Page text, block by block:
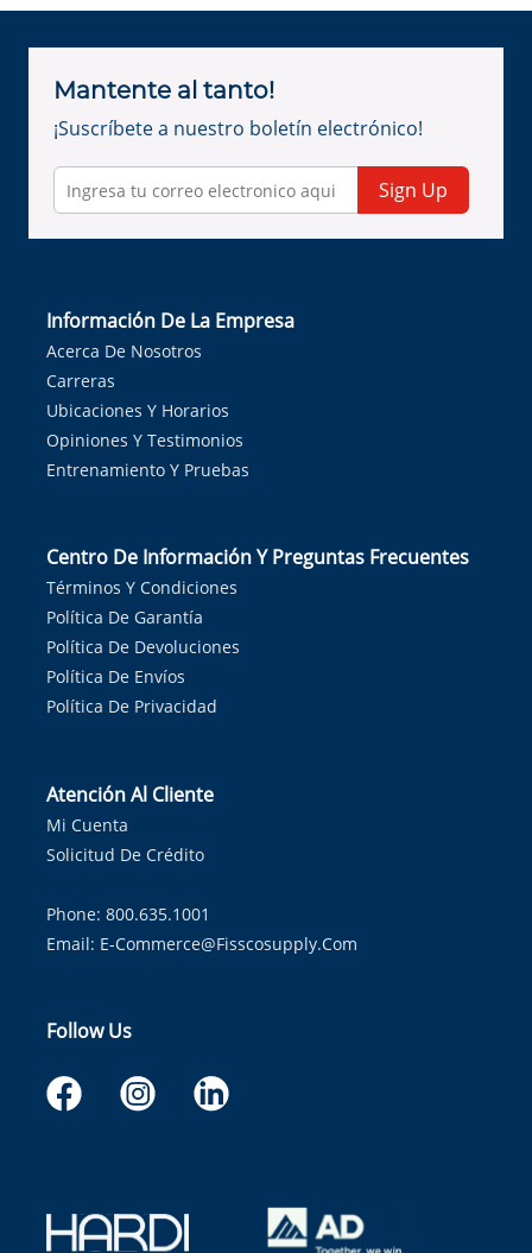
Mantente al tanto!
¡Suscríbete a nuestro boletín electrónico!
Sign Up
Información De La Empresa
Acerca De Nosotros
Carreras
Ubicaciones Y Horarios
Opiniones Y Testimonios
Entrenamiento Y Pruebas
Centro De Información Y Preguntas Frecuentes
Términos Y Condiciones
Política De Garantía
Política De Devoluciones
Política De Envíos
Política De Privacidad
Atención Al Cliente
Mi Cuenta
Solicitud De Crédito
Phone: 800.635.1001
Email: E-Commerce@fisscosupply.com
Follow Us